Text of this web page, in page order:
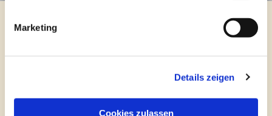
Marketing
Details zeigen
Cookies zulassen
Brockhagener Straße 28 | 33803 Steinhagen